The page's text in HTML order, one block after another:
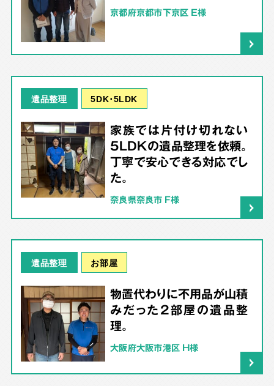
京都府京都市下京区 E様
遺品整理 5DK･5LDK
家族では片付け切れない
5LDKの遺品整理を依頼。
丁寧で安心できる対応でし
た。
奈良県奈良市 F様
遺品整理 お部屋
物置代わりに不用品が山積
みだった2部屋の遺品整
理。
大阪府大阪市港区 H様